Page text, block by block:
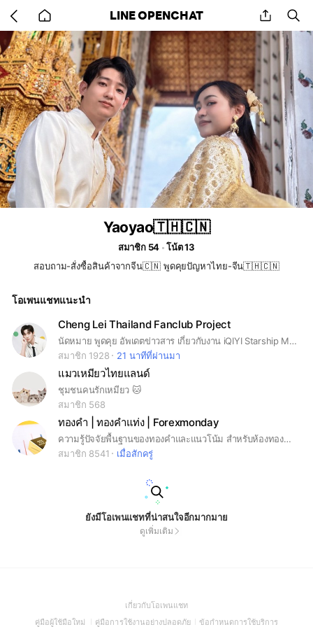
back
to
home
LINE OPENCHAT share
Yaoyao🇹🇭🇨🇳
สมาชิก 54
โน้ต 13
สอบถาม-สั่งซื้อสินค้าจากจีน🇨🇳 พูดคุยปัญหาไทย-จีน🇹🇭🇨🇳
โอเพนแชทแนะนำ
Cheng Lei Thailand Fanclub Project
นัดหมาย พูดคุย อัพเดตข่าวสาร เกี่ยวกับงาน iQIYI Starship Meed and Greet ที่จะจัดขึ้นในวันที่ 25 เมษายน 2569
สมาชิก 1928
21 นาทีที่ผ่านมา
แมวเหมียวไทยแลนด์
ชุมชนคนรักเหมียว 🐱
สมาชิก 568
ทองคำ | ทองคำแท่ง | Forexmonday
ความรู้ปัจจัยพื้นฐานของทองคำและแนวโน้ม สำหรับห้องทองคำ และ ทองคำแท่ง โดยตรง ซึ่งไม่มีการชี้ชวนในการลงทุนใด ๆ ทั้งสิ้น#forex #Forexmonday #ทองคำ
สมาชิก 8541
เมื่อสักครู่
ยังมีโอเพนแชทที่น่าสนใจอีกมากมาย
ดูเพิ่มเติม
เกี่ยวกับโอเพนแชท(Open
in
คู่มือผู้ใช้มือใหม่ (Open
คู่มือการใช้งานอย่างปลอดภัย(Open
ข้อกำหนดการใช้บริการ(Open